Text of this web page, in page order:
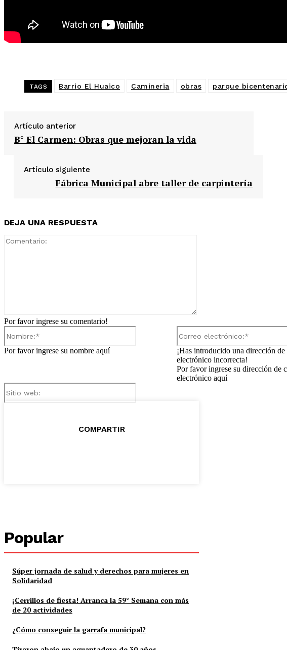
TAGS Barrio El Huaico Camineria obras parque
Artículo anterior
B° El Carmen: Obras que mejoran la vida
Artículo siguiente
Fábrica Municipal abre taller de carpintería
DEJA UNA RESPUESTA
Por favor ingrese su comentario!
Por favor ingrese su nombre aquí
¡Has introducido una dirección de
electrónico incorrecta!
Por favor ingrese su dirección de
electrónico aquí
COMPARTIR
Popular
Súper jornada de salud y derechos para mujeres en
Solidaridad
¡Cerrillos de fiesta! Arranca la 59° Semana con más
de 20 actividades
¿Cómo conseguir la garrafa municipal?